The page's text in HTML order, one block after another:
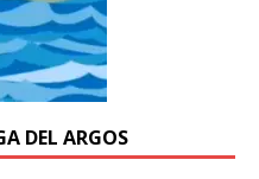
DEL ARGOS